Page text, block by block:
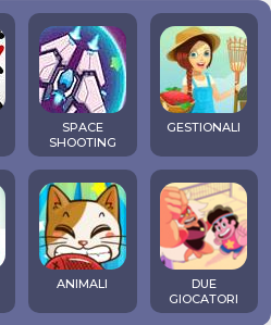
SPACE
SHOOTING
GESTIONALI
ANIMALI
DUE
GIOCATORI